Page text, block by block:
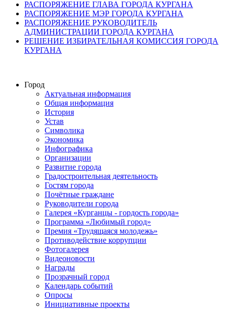
РАСПОРЯЖЕНИЕ ГЛАВА ГОРОДА КУРГАНА
РАСПОРЯЖЕНИЕ МЭР ГОРОДА КУРГАНА
РАСПОРЯЖЕНИЕ РУКОВОДИТЕЛЬ
АДМИНИСТРАЦИИ ГОРОДА КУРГАНА
РЕШЕНИЕ ИЗБИРАТЕЛЬНАЯ КОМИССИЯ ГОРОДА
КУРГАНА
Город
Актуальная информация
Общая информация
История
Устав
Символика
Экономика
Инфографика
Организации
Развитие города
Градостроительная деятельность
Гостям города
Почётные граждане
Руководители города
Галерея «Курганцы - гордость города»
Программа «Любимый город»
Премия «Трудящаяся молодежь»
Противодействие коррупции
Фотогалерея
Видеоновости
Награды
Прозрачный город
Календарь событий
Опросы
Инициативные проекты